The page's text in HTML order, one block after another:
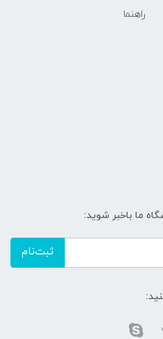
راهنما
ما باخبر شوید:
ثبت‌نام